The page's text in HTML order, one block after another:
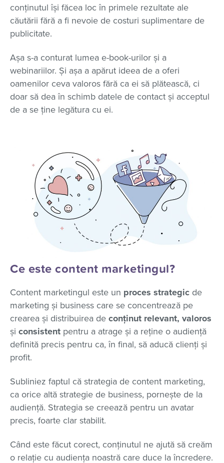
conținutul își făcea loc în primele rezultate ale
căutării fără a fi nevoie de costuri suplimentare de
publicitate.
Așa s-a conturat lumea e-book-urilor și a
webinariilor. Și așa a apărut ideea de a oferi
oamenilor ceva valoros fără ca ei să plătească, ci
doar să dea în schimb datele de contact și acceptul
de a se ține legătura cu ei.
Ce este content marketingul?
Content marketingul este un proces strategic de
marketing și business care se concentrează pe
crearea și distribuirea de conținut relevant, valoros
și consistent pentru a atrage și a reține o audiență
definită precis pentru ca, în final, să aducă clienți și
profit.
Subliniez faptul că strategia de content marketing,
ca orice altă strategie de business, pornește de la
audiență. Strategia se creează pentru un avatar
precis, foarte clar stabilit.
Când este făcut corect, conținutul ne ajută să creăm
o relație cu audiența noastră care duce la încredere.